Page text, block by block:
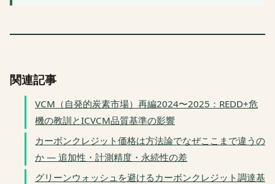
関連記事
VCM（自発的炭素市場）再編2024〜2025：REDD+危
機の教訓とICVCM品質基準の影響
カーボンクレジット価格は方法論でなぜここまで違うの
か — 追加性・計測精度・永続性の差
グリーンウォッシュを避けるカーボンクレジット調達基